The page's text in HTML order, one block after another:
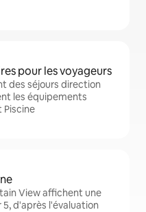
pour les voyageurs
des séjours direction
les équipements
Piscine
View affichent une
5, d'après l'évaluation